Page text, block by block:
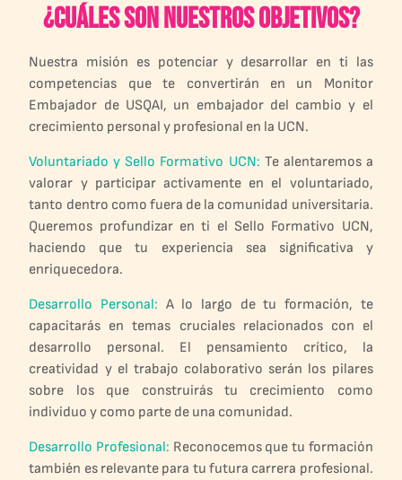
¿Cuáles son nuestros objetivos?
Nuestra misión es potenciar y desarrollar en ti las
competencias que te convertirán en un Monitor
Embajador de USQAI, un embajador del cambio y el
crecimiento personal y profesional en la UCN.
Voluntariado y Sello Formativo UCN: Te alentaremos a
valorar y participar activamente en el voluntariado,
tanto dentro como fuera de la comunidad universitaria.
Queremos profundizar en ti el Sello Formativo UCN,
haciendo que tu experiencia sea significativa y
enriquecedora.
Desarrollo Personal: A lo largo de tu formación, te
capacitarás en temas cruciales relacionados con el
desarrollo personal. El pensamiento crítico, la
creatividad y el trabajo colaborativo serán los pilares
sobre los que construirás tu crecimiento como
individuo y como parte de una comunidad.
Desarrollo Profesional: Reconocemos que tu formación
también es relevante para tu futura carrera profesional.